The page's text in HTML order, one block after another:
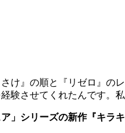
け』の順と『リゼロ』の
験させてくれたんです。
」シリーズの新作『キラ